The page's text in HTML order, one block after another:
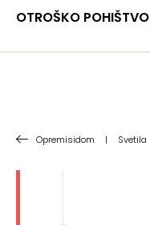
OTROŠKO POHIŠTVO
Opremisidom | Svetila